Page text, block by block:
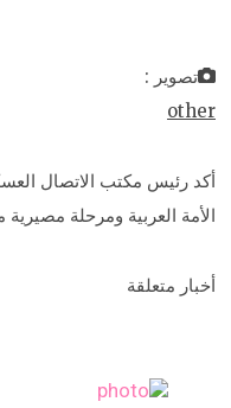
تصوير :
other
أكد رئيس مكتب الاتصال
الأمة العربية ومرحلة
أخبار متعلقة